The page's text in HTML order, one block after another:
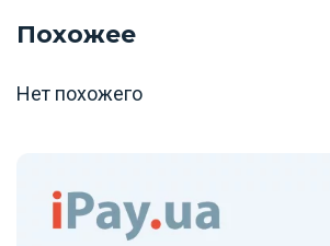
Похожее
Нет похожего